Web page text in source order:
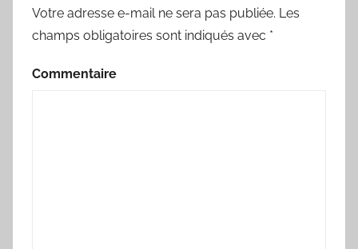
Votre adresse e-mail ne sera pas publiée. Les
champs obligatoires sont indiqués avec *
Commentaire